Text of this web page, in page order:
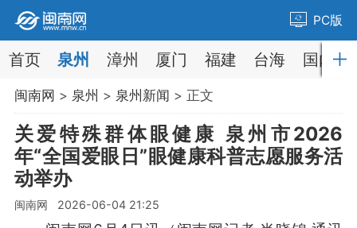
PC版
首页 泉州 漳州 厦门 福建 台海 国内
闽南网 > 泉州 > 泉州新闻 > 正文
关爱特殊群体眼健康 泉州市2026
年“全国爱眼日”眼健康科普志愿服务活
动举办
闽南网 2026-06-04 21:25